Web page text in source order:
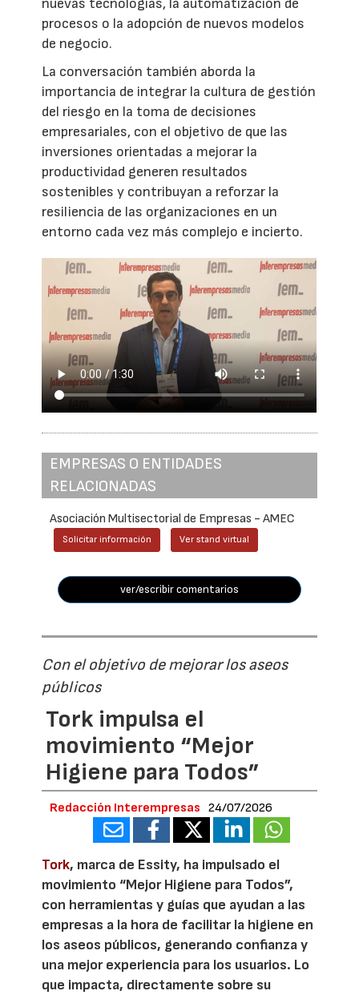
nuevas tecnologías, la automatización de
procesos o la adopción de nuevos modelos
de negocio.
La conversación también aborda la
importancia de integrar la cultura de gestión
del riesgo en la toma de decisiones
empresariales, con el objetivo de que las
inversiones orientadas a mejorar la
productividad generen resultados
sostenibles y contribuyan a reforzar la
resiliencia de las organizaciones en un
entorno cada vez más complejo e incierto.
EMPRESAS O ENTIDADES
RELACIONADAS
Asociación Multisectorial de Empresas - AMEC
Solicitar información Ver stand virtual
ver/escribir comentarios
Con el objetivo de mejorar los aseos
públicos
Tork impulsa el
movimiento “Mejor
Higiene para Todos”
Redacción Interempresas 24/07/2026
Tork, marca de Essity, ha impulsado el
movimiento “Mejor Higiene para Todos”,
con herramientas y guías que ayudan a las
empresas a la hora de facilitar la higiene en
los aseos públicos, generando confianza y
una mejor experiencia para los usuarios. Lo
que impacta, directamente sobre su